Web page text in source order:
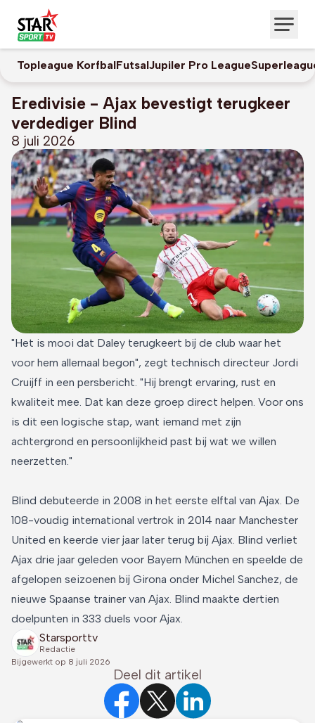
Topleague KorfbalFutsalJupiler Pro League
Eredivisie - Ajax bevestigt terugkeer
verdediger Blind
8 juli 2026
"Het is mooi dat Daley terugkeert bij de club waar het
voor hem allemaal begon", zegt technisch directeur Jordi
Cruijff in een persbericht. "Hij brengt ervaring, rust en
kwaliteit mee. Dat kan deze groep direct helpen. Voor ons
is dit een logische stap, want iemand met zijn
achtergrond en persoonlijkheid past bij wat we willen
neerzetten."
Blind debuteerde in 2008 in het eerste elftal van Ajax. De
108-voudig international vertrok in 2014 naar Manchester
United en keerde vier jaar later terug bij Ajax. Blind verliet
Ajax drie jaar geleden voor Bayern München en speelde de
afgelopen seizoenen bij Girona onder Michel Sanchez, de
nieuwe Spaanse trainer van Ajax. Blind maakte dertien
doelpunten in 333 duels voor Ajax.
Starsporttv
Redactie
Bijgewerkt op 8 juli 2026
Deel dit artikel